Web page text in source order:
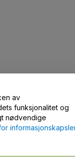
av
funksjonalitet og
nødvendige